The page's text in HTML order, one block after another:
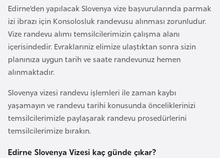
Edirne’den yapılacak Slovenya vize başvurularında parmak
izi ibrazı için Konsolosluk randevusu alınması zorunludur.
Vize randevu alımı temsilcilerimizin çalışma alanı
içerisindedir. Evraklarıniz elimize ulaştıktan sonra sizin
planınıza uygun tarih ve saate randevunuz hemen
alınmaktadır.
Slovenya vizesi randevu işlemleri ile zaman kaybı
yaşamayın ve randevu tarihi konusunda önceliklerinizi
temsilcilerimizle paylaşarak randevu prosedürlerini
temsilcilerimize bırakın.
Edirne Slovenya Vizesi kaç günde çıkar?
k
B
u
l
g
r
i
s
t
a